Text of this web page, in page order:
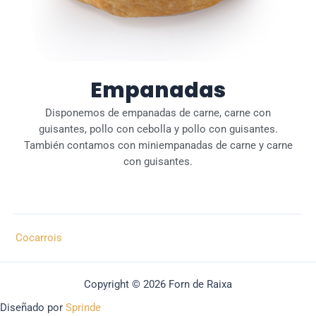
Empanadas
Disponemos de empanadas de carne, carne con
guisantes, pollo con cebolla y pollo con guisantes.
También contamos con miniempanadas de carne y carne
con guisantes.
Cocarrois
Copyright © 2026 Forn de Raixa
Diseñado por Sprinde